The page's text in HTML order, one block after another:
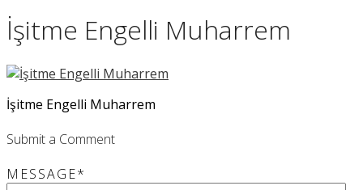
İşitme Engelli Muharrem
İşitme Engelli Muharrem
Submit a Comment
MESSAGE*